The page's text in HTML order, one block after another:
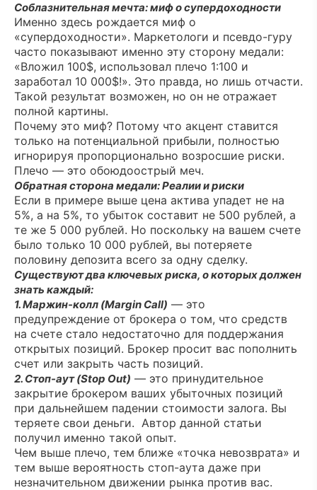
Соблазнительная мечта: миф о супердоходности
Именно здесь рождается миф о
«супердоходности». Маркетологи и псевдо-гуру
часто показывают именно эту сторону медали:
«Вложил 100$, использовал плечо 1:100 и
заработал 10 000$!». Это правда, но лишь отчасти.
Такой результат возможен, но он не отражает
полной картины.
Почему это миф? Потому что акцент ставится
только на потенциальной прибыли, полностью
игнорируя пропорционально возросшие риски.
Плечо — это обоюдоострый меч.
Обратная сторона медали: Реалии и риски
Если в примере выше цена актива упадет не на
5%, а на 5%, то убыток составит не 500 рублей, а
те же 5 000 рублей. Но поскольку на вашем счете
было только 10 000 рублей, вы потеряете
половину депозита всего за одну сделку.
Существуют два ключевых риска, о которых должен
знать каждый:
1. Маржин-колл (Margin Call) — это
предупреждение от брокера о том, что средств
на счете стало недостаточно для поддержания
открытых позиций. Брокер просит вас пополнить
счет или закрыть часть позиций.
2. Стоп-аут (Stop Out) — это принудительное
закрытие брокером ваших убыточных позиций
при дальнейшем падении стоимости залога. Вы
теряете свои деньги. Автор данной статьи
получил именно такой опыт.
Чем выше плечо, тем ближе «точка невозврата» и
тем выше вероятность стоп-аута даже при
незначительном движении рынка против вас.